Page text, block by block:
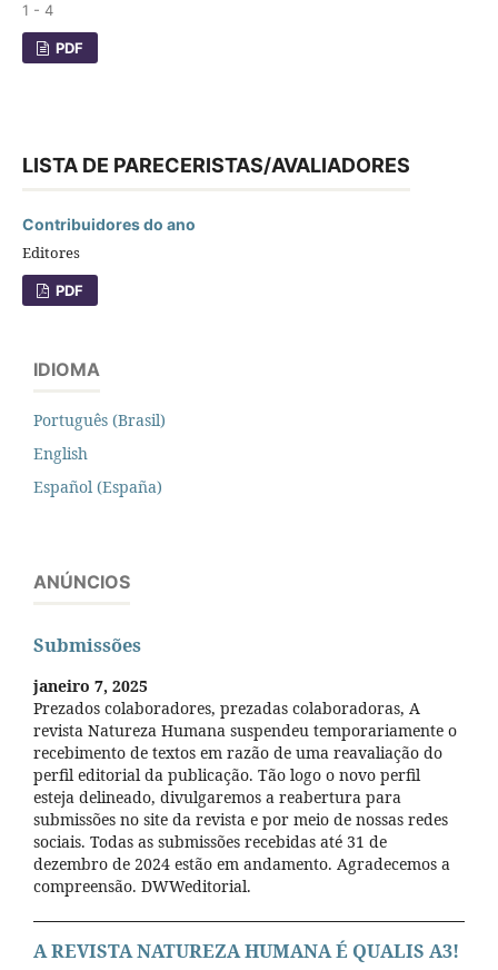
1 - 4
PDF
LISTA DE PARECERISTAS/AVALIADORES
Contribuidores do ano
Editores
PDF
IDIOMA
Português (Brasil)
English
Español (España)
ANÚNCIOS
Submissões
janeiro 7, 2025
Prezados colaboradores, prezadas colaboradoras, A
revista Natureza Humana suspendeu temporariamente o
recebimento de textos em razão de uma reavaliação do
perfil editorial da publicação. Tão logo o novo perfil
esteja delineado, divulgaremos a reabertura para
submissões no site da revista e por meio de nossas redes
sociais. Todas as submissões recebidas até 31 de
dezembro de 2024 estão em andamento. Agradecemos a
compreensão. DWWeditorial.
A REVISTA NATUREZA HUMANA É QUALIS A3!